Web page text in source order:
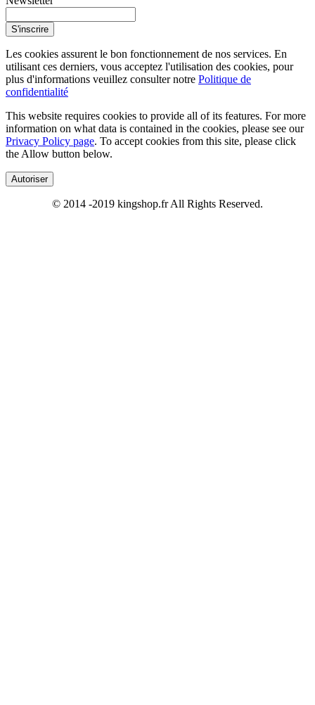
S'inscrire
Les cookies assurent le bon fonctionnement de nos services. En
utilisant ces derniers, vous acceptez l'utilisation des cookies, pour
plus d'informations veuillez consulter notre Politique de
confidentialité
This website requires cookies to provide all of its features. For more
information on what data is contained in the cookies, please see our
Privacy Policy page. To accept cookies from this site, please click
the Allow button below.
Autoriser
© 2014 -2019 kingshop.fr All Rights Reserved.